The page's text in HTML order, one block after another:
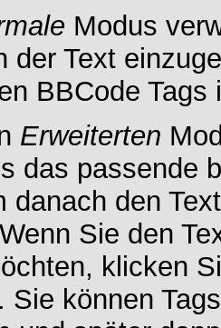
Modus
der Text
BBCode
Erweiterten
das passende
danach den
Sie den
klicken
Sie können